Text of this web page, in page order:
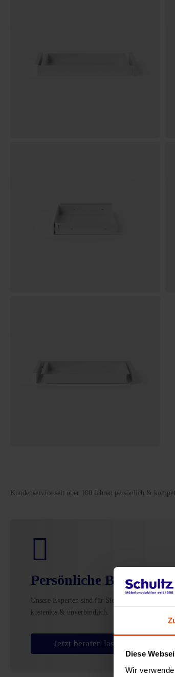
Diese
Wir
Kundenservice seit über 100 Jahren persönlich &
Persönliche Beratung
Unsere Experten sind für Sie da –
kostenlos & unverbindlich.
Jetzt beraten lassen